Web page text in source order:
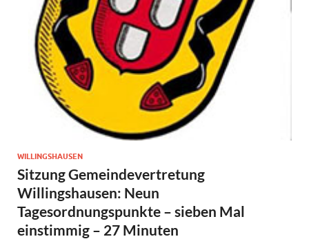
WILLINGSHAUSEN
Sitzung Gemeindevertretung
Willingshausen: Neun
Tagesordnungspunkte – sieben Mal
einstimmig – 27 Minuten